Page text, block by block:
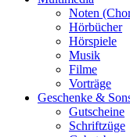
Noten
Hörbücher
Hörspiele
Musik
Filme
Vorträge
Geschenke &
Gutscheine
Schriftzüge